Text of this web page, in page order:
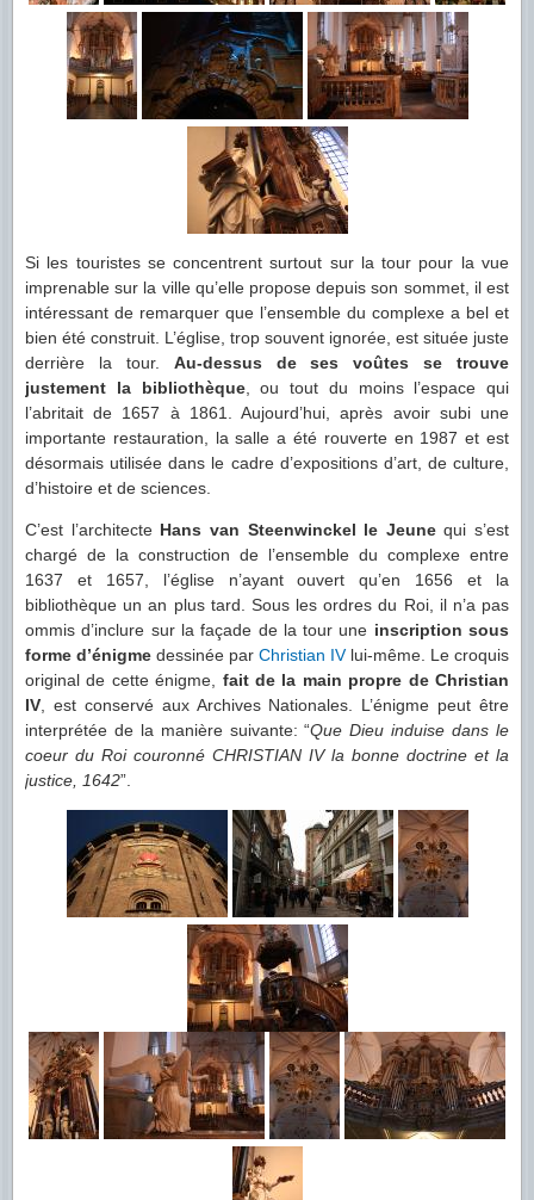
Si les touristes se concentrent surtout sur la tour pour la vue
imprenable sur la ville qu’elle propose depuis son sommet, il est
intéressant de remarquer que l’ensemble du complexe a bel et
bien été construit. L’église, trop souvent ignorée, est située juste
derrière la tour. Au-dessus de ses voûtes se trouve
justement la bibliothèque, ou tout du moins l’espace qui
l’abritait de 1657 à 1861. Aujourd’hui, après avoir subi une
importante restauration, la salle a été rouverte en 1987 et est
désormais utilisée dans le cadre d’expositions d’art, de culture,
d’histoire et de sciences.
C’est l’architecte Hans van Steenwinckel le Jeunequi s’est
chargé de la construction de l’ensemble du complexe entre
1637 et 1657, l’église n’ayant ouvert qu’en 1656 et la
bibliothèque un an plus tard. Sous les ordres du Roi, il n’a pas
ommis d’inclure sur la façade de la tour une inscription sous
forme d’énigme dessinée par Christian IVlui-même. Le croquis
original de cette énigme, fait de la main propre de Christian
IV , est conservé aux Archives Nationales. L’énigme peut être
interprétée de la manière suivante: “Que Dieu induise dans le
coeur du Roi couronné CHRISTIAN IV la bonne doctrine et la
justice, 1642”.